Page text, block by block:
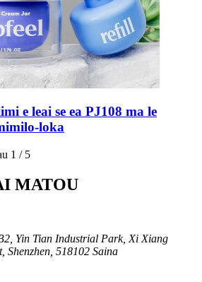
e leai se ea PJ108 ma le
loka
1 / 5
MATOU
Yin Tian Industrial Park, Xi Xiang
Shenzhen, 518102 Saina